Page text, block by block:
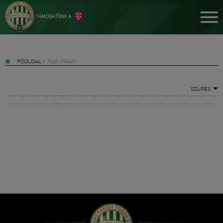
FŐOLDAL » TAG: FRADI
SZŰRÉS
Hírek